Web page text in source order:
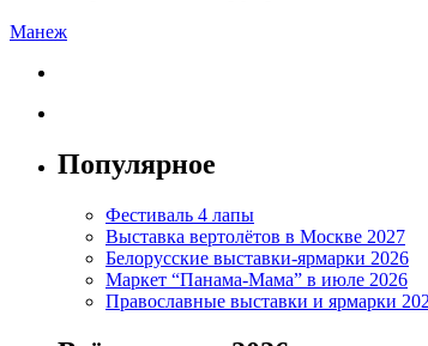
Манеж
Популярное
Фестиваль 4 лапы
Выставка вертолётов в Москве 2027
Белорусские выставки-ярмарки 2026
Маркет “Панама-Мама” в июле 2026
Православные выставки и ярмарки